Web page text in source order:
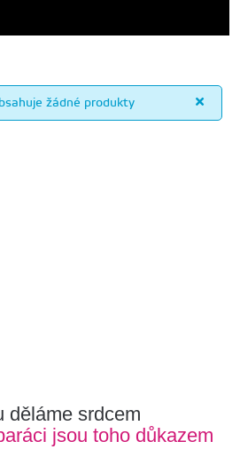
žádné produkty
děláme srdcem
jsou toho důkazem